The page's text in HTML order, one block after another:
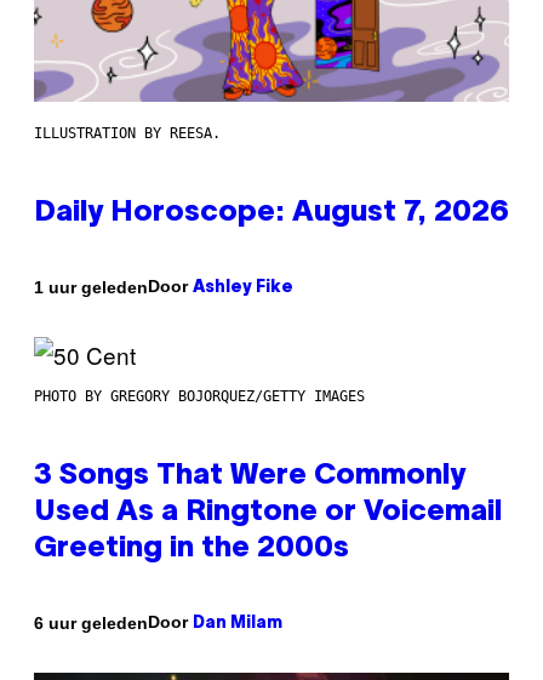
ILLUSTRATION BY REESA.
Daily Horoscope: August 7, 2026
1 uur geledenDoor Ashley Fike
PHOTO BY GREGORY BOJORQUEZ/GETTY IMAGES
3 Songs That Were Commonly
Used As a Ringtone or Voicemail
Greeting in the 2000s
6 uur geledenDoor Dan Milam